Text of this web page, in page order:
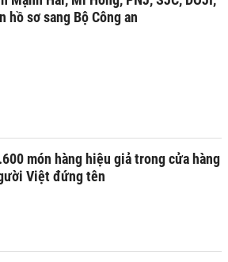
hồ sơ sang Bộ Công an
món hàng hiệu giả trong cửa hàng
Việt đứng tên